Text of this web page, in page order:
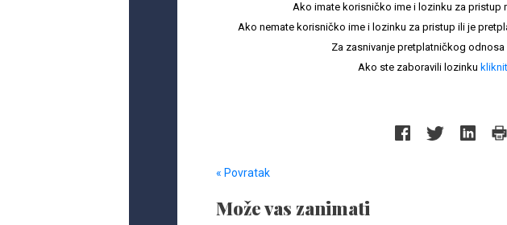
Ako imate korisničko ime i lozinku za pristup
Ako nemate korisničko ime i lozinku za pristup ili je
Za zasnivanje pretplatničkog odnosa
Ako ste zaboravili lozinku
« Povratak
Može vas zanimati